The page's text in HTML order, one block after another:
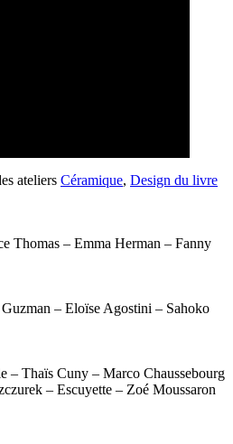
ateliers Céramique, Design du livre
Thomas – Emma Herman – Fanny
– Eloïse Agostini – Sahoko
– Thaïs Cuny – Marco Chaussebourg
– Escuyette – Zoé Moussaron